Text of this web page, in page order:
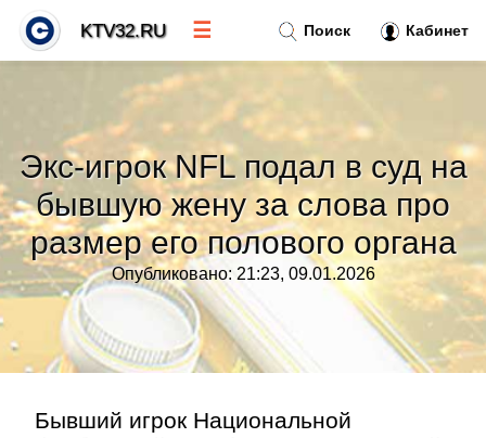
Экс‑игрок NFL подал в суд на
бывшую жену за слова про
размер его полового органа
Опубликовано: 21:23, 09.01.2026
Бывший игрок Национальной
Поиск Кабинет
KTV32.RU ☰
Тренды новостей »
Рубрики»
Правила
Контакт»